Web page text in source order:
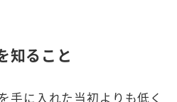
知ること
手に入れた当初よりも低く